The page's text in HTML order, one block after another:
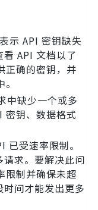
示 API 密钥缺失
API 文档以了
正确的密钥，并
中缺少一个或多
密钥、数据格式
已受速率限制。
求。要解决此问
限制并确保未超
间才能发出更多